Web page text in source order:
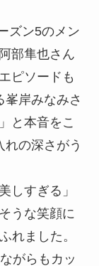
ズン5のメン
部隼也さん
ピソードも
岸みなみさ
と本音をこ
の深さがう
しすぎる」
うな笑顔に
れました。
がらもカッ